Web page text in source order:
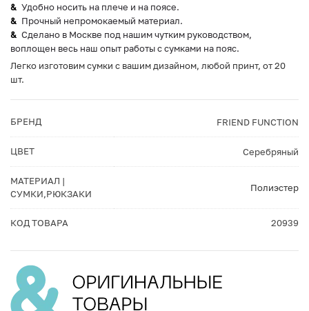
Удобно носить на плече и на поясе.
Прочный непромокаемый материал.
Сделано в Москве под нашим чутким руководством,
воплощен весь наш опыт работы с сумками на пояс.
Легко изготовим сумки с вашим дизайном, любой принт, от 20
шт.
БРЕНД FRIEND FUNCTION
ЦВЕТ Серебряный
МАТЕРИАЛ |
СУМКИ,РЮКЗАКИ
Полиэстер
КОД ТОВАРА 20939